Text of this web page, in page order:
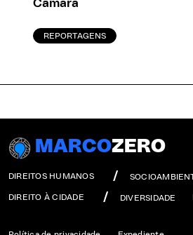
Câmara
REPORTAGENS
MARCOZERO
DIREITOS HUMANOS
DIREITO À CIDADE DIVERSIDADE